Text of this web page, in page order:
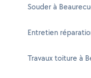
Souder à
Entretien
Travaux toiture à